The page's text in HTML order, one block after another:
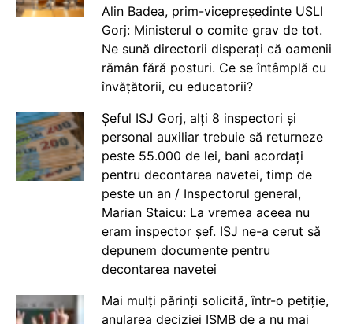
Alin Badea, prim-vicepreședinte USLI
Gorj: Ministerul o comite grav de tot.
Ne sună directorii disperați că oamenii
rămân fără posturi. Ce se întâmplă cu
învățătorii, cu educatorii?
Șeful ISJ Gorj, alți 8 inspectori și
personal auxiliar trebuie să returneze
peste 55.000 de lei, bani acordați
pentru decontarea navetei, timp de
peste un an / Inspectorul general,
Marian Staicu: La vremea aceea nu
eram inspector șef. ISJ ne-a cerut să
depunem documente pentru
decontarea navetei
Mai mulți părinți solicită, într-o petiție,
anularea deciziei ISMB de a nu mai